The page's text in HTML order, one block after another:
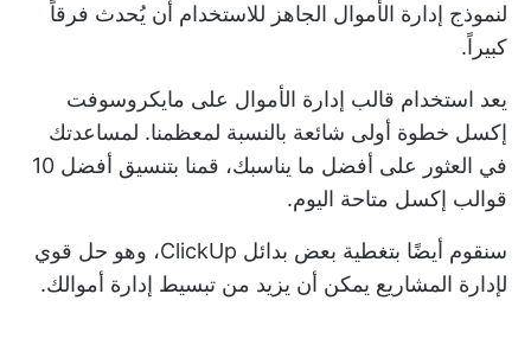
لنموذج إدارة الأموال الجاهز للاستخدام أن يُحدث فرقاً
كبيراً.
يعد استخدام قالب إدارة الأموال على مايكروسوفت
إكسل خطوة أولى شائعة بالنسبة لمعظمنا. لمساعدتك
في العثور على أفضل ما يناسبك، قمنا بتنسيق أفضل 10
قوالب إكسل متاحة اليوم.
سنقوم أيضًا بتغطية بعض بدائل ClickUp، وهو حل قوي
لإدارة المشاريع يمكن أن يزيد من تبسيط إدارة أموالك.